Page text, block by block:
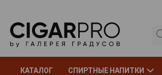
КАТАЛОГ СПИРТНЫЕ НАПИТКИ